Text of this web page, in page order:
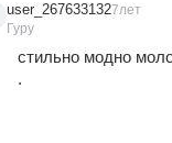
user_267633132
Гуру
7лет
стильно модно
.